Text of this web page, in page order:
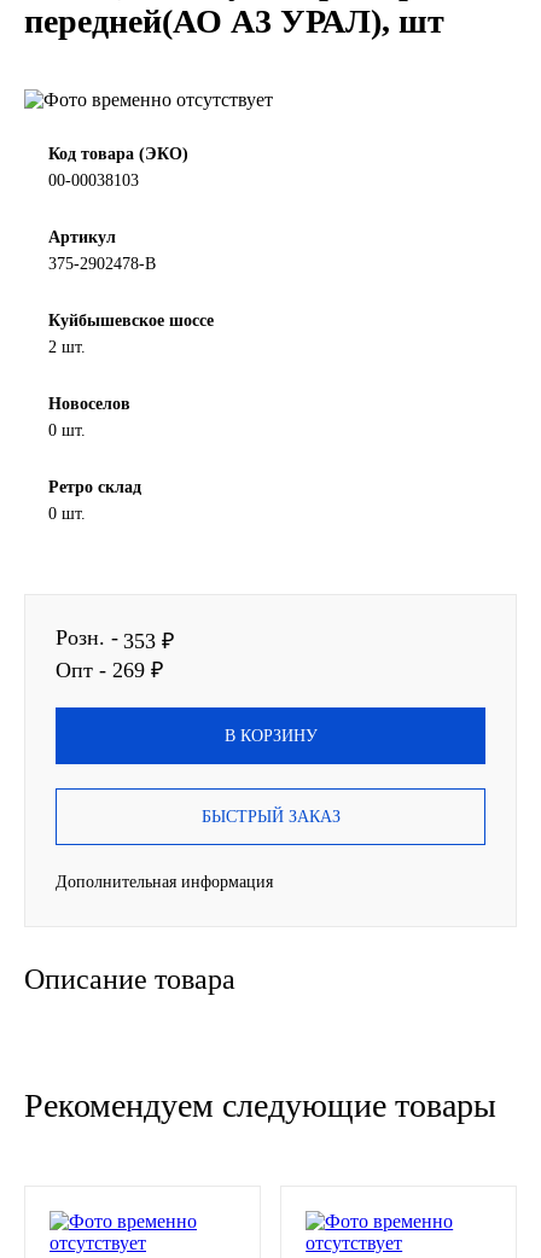
LIQUI MOLY
LUXE
MANNOL
MOTUL
OIL RIGHT
Petro Canada
SHELL
TOTACHI
ZIC
Новоуфимский НПЗ
РОСНЕФТЬ
передней(АО А3 УРАЛ), шт
Код товара (ЭКО)
00-00038103
Артикул
375-2902478-В
Куйбышевское шоссе
2 шт.
Новоселов
0 шт.
Ретро склад
0 шт.
Розн. - 353 ₽
Опт - 269 ₽
В КОРЗИНУ
БЫСТРЫЙ ЗАКАЗ
Дополнительная информация
Описание товара
Рекомендуем следующие товары